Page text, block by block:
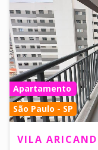
Apartamento
São Paulo - SP
VILA